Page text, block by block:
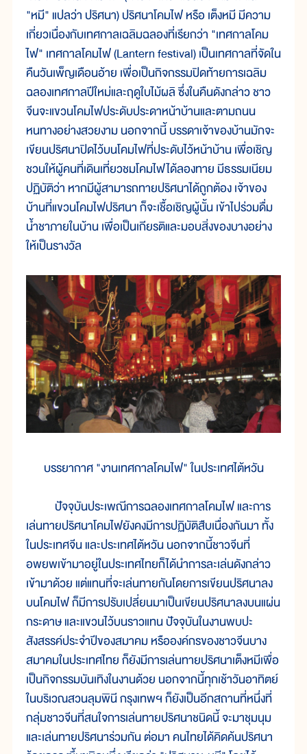
"หมี" แปลว่า ปริศนา) ปริศนาโคมไฟ หรือ เต็งหมี มีความ
เกี่ยวเนื่องกับเทศกาลเฉลิมฉลองที่เรียกว่า "เทศกาลโคม
ไฟ" เทศกาลโคมไฟ (Lantern festival) เป็นเทศกาลที่จัดใน
คืนวันเพ็ญเดือนอ้าย เพื่อเป็นกิจกรรมปิดท้ายการเฉลิม
ฉลองเทศกาลปีใหม่และฤดูใบไม้ผลิ ซึ่งในคืนดังกล่าว ชาว
จีนจะแขวนโคมไฟประดับประดาหน้าบ้านและตามถนน
หนทางอย่างสวยงาม นอกจากนี้ บรรดาเจ้าของบ้านมักจะ
เขียนปริศนาปิดไว้บนโคมไฟที่ประดับไว้หน้าบ้าน เพื่อเชิญ
ชวนให้ผู้คนที่เดินเที่ยวชมโคมไฟได้ลองทาย มีธรรมเนียม
ปฏิบัติว่า หากมีผู้สามารถทายปริศนาได้ถูกต้อง เจ้าของ
บ้านที่แขวนโคมไฟปริศนา ก็จะเชื้อเชิญผู้นั้น เข้าไปร่วมดื่ม
น้ำชาภายในบ้าน เพื่อเป็นเกียรติและมอบสิ่งของบางอย่าง
ให้เป็นรางวัล
บรรยากาศ "งานเทศกาลโคมไฟ" ในประเทศไต้หวัน
ปัจจุบันประเพณีการฉลองเทศกาลโคมไฟ และการ
เล่นทายปริศนาโคมไฟยังคงมีการปฏิบัติสืบเนื่องกันมา ทั้ง
ในประเทศจีน และประเทศไต้หวัน นอกจากนี้ชาวจีนที่
อพยพเข้ามาอยู่ในประเทศไทยก็ได้นำการละเล่นดังกล่าว
เข้ามาด้วย แต่แทนที่จะเล่นทายกันโดยการเขียนปริศนาลง
บนโคมไฟ ก็มีการปรับเปลี่ยนมาเป็นเขียนปริศนาลงบนแผ่น
กระดาษ และแขวนไว้บนราวแทน ปัจจุบันในงานพบปะ
สังสรรค์ประจำปีของสมาคม หรือองค์กรของชาวจีนบาง
สมาคมในประเทศไทย ก็ยังมีการเล่นทายปริศนาเต็งหมีเพื่อ
เป็นกิจกรรมบันเทิงในงานด้วย นอกจากนี้ทุกเช้าวันอาทิตย์
ในบริเวณสวนลุมพินี กรุงเทพฯ ก็ยังเป็นอีกสถานที่หนึ่งที่
กลุ่มชาวจีนที่สนใจการเล่นทายปริศนาชนิดนี้ จะมาชุมนุม
และเล่นทายปริศนาร่วมกัน ต่อมา คนไทยได้คิดค้นปริศนา